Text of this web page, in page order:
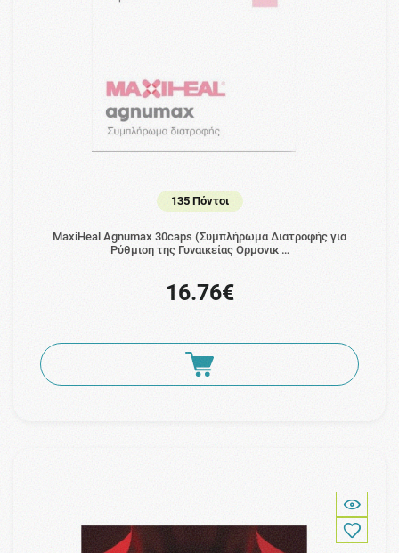
135 Πόντοι
MaxiHeal Agnumax 30caps (Συμπλήρωμα Διατροφής για
Ρύθμιση της Γυναικείας Ορμονικ …
16.76€